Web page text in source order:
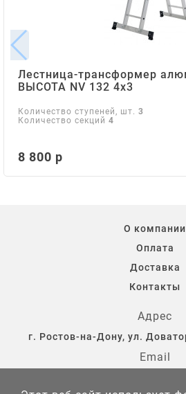
Лестница-трансформер
ВЫСОТА NV 132 4х3
Количество ступеней, шт. 3
Количество секций 4
8 800 р
О компании
Оплата
Доставка
Контакты
Адрес
г. Ростов-на-Дону, ул.
Email